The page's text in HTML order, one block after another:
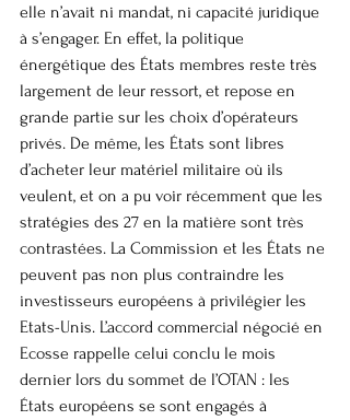
elle n’avait ni mandat, ni capacité juridique
à s’engager. En effet, la politique
énergétique des États membres reste très
largement de leur ressort, et repose en
grande partie sur les choix d’opérateurs
privés. De même, les États sont libres
d’acheter leur matériel militaire où ils
veulent, et on a pu voir récemment que les
stratégies des 27 en la matière sont très
contrastées. La Commission et les États ne
peuvent pas non plus contraindre les
investisseurs européens à privilégier les
Etats-Unis. L’accord commercial négocié en
Ecosse rappelle celui conclu le mois
dernier lors du sommet de l’OTAN : les
États européens se sont engagés à